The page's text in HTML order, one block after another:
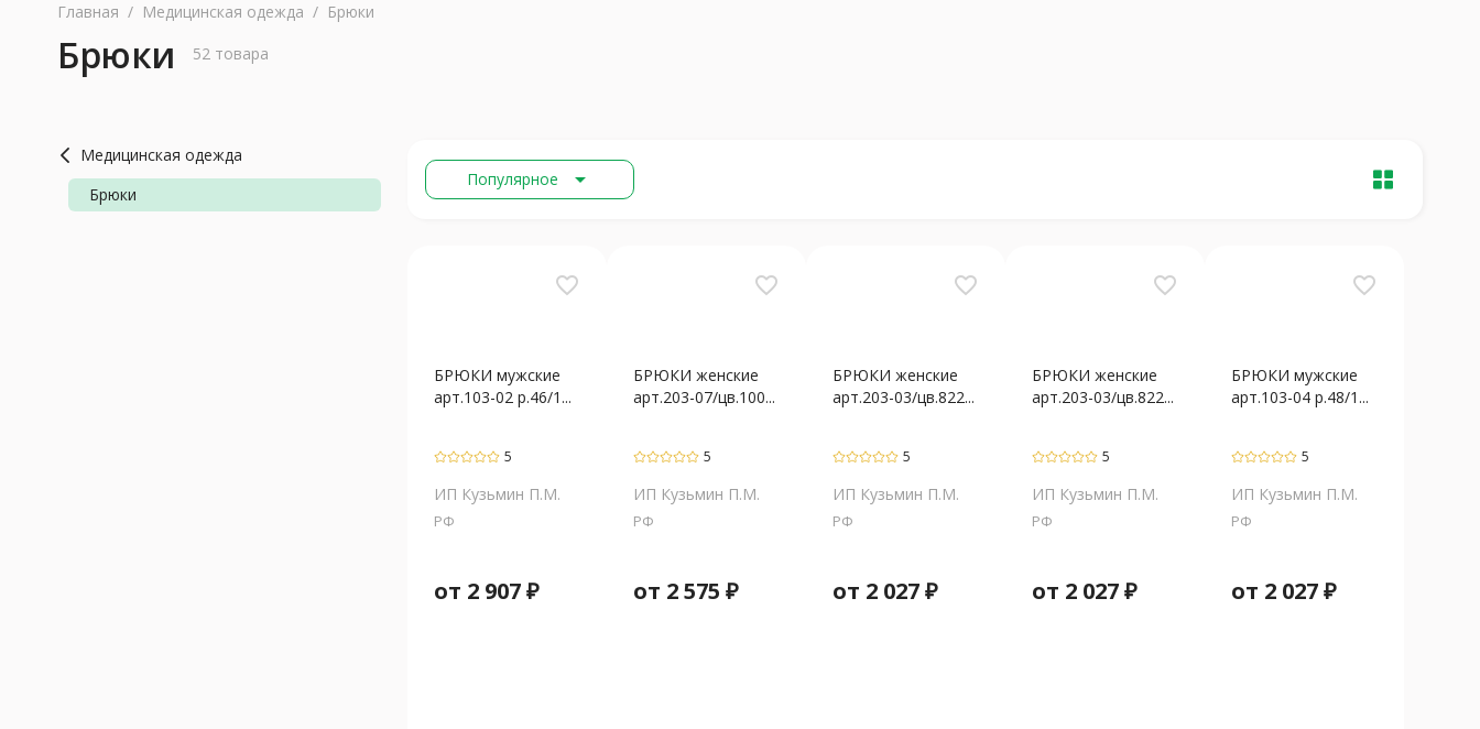
Главная / Медицинская одежда / Брюки
Брюки 52 товара
Медицинская одежда
Брюки
Популярное arrow_drop_down
favorite_border
БРЮКИ мужские
арт.103-02 р.46/1...
5
ИП Кузьмин П.М.
РФ
от 2 907₽
favorite_border
БРЮКИ женские
арт.203-07/цв.100...
5
ИП Кузьмин П.М.
РФ
от 2 575 ₽
favorite_border
БРЮКИ женские
арт.203-03/цв.822...
5
ИП Кузьмин П.М.
РФ
от 2 027₽
favorite_border
БРЮКИ женские
арт.203-03/цв.822...
5
ИП Кузьмин П.М.
РФ
от 2 027₽
favorite_border
БРЮКИ мужские
арт.103-04 р.48/1...
5
ИП Кузьмин П.М.
РФ
от 2 027₽